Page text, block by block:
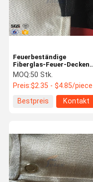
Feuerbeständige
Fiberglas-Feuer-Decken-
feuerfestes Abdeckungs-
Weiß/Brown
MOQ:50 Stk.
Preis:$2.35 - $4.85/piece
Bestpreis
Kontakt